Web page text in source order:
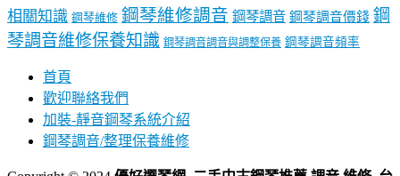
相關知識 鋼琴維修 鋼琴維修調音 鋼琴調音 鋼琴調音價錢 鋼
琴調音維修保養知識 鋼琴調音調音與調整保養 鋼琴調音頻率
首頁
歡迎聯絡我們
加裝-靜音鋼琴系統介紹
鋼琴調音/整理保養維修